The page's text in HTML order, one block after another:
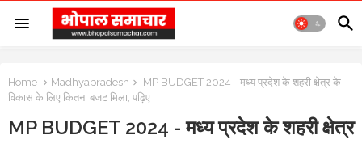
Home Madhyapradesh
MP BUDGET 2024 - मध्य प्रदेश के शहरी क्षेत्र के
विकास के लिए कितना बजट मिला, पढ़िए
MP BUDGET 2024 - मध्य प्रदेश के शहरी क्षेत्र